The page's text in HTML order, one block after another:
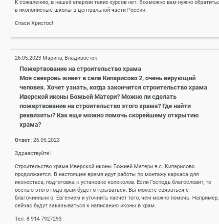
К сожалению, в нашей епархии таких курсов нет. Возможно вам нужно
в иконописные школы в центральной части России.
Спаси Христос!
26.05.2023 Марина, Владивосток
Пожертвование на строительство храма
Моя свекровь живет в селе Кипарисово 2, очень верующий
человек. Хочет узнать, когда закончится строительство храма
Иверской иконы Божьей Матери? Можно ли сделать
пожертвование на строительство этого храма? Где найти
реквизиты? Как еще можно помочь скорейшему открытию
храма?
Ответ: 26.05.2023
Здравствуйте!
Строительство храма Иверской иконы Божией Матери в с. Кипарисово
продолжается. В настоящее время идут работы по монтажу каркаса для
иконостаса, подготовка к установке колоколов. Если Господь благословит, то
осенью этого года храм будет открываться. Вы можете связаться с
благочинным о. Евгением и уточнить насчет того, чем можно помочь. Например,
сейчас будут заказываться к написанию иконы в храм.
Тел. 8 914 7927293